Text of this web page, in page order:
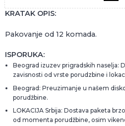
KRATAK OPIS:
Pakovanje od 12 komada.
ISPORUKA:
Beograd izuzev prigradskih naselja:
zavisnosti od vrste porudzbine i
Beograd: Preuzimanje u našem
porudžbine.
LOKACIJA Srbija: Dostava paketa
od momenta porudžbine, osim